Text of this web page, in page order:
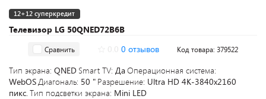
Телевизор LG 50QNED72B6B
12+12 суперкредит
Сравнить 0 отзывов Код товара: 379522
Тип экрана: QNED Smart TV: ДаОперационная система:
WebOSДиагональ: 50 " Разрешение: Ultra HD 4K-3840x2160
пикс.Тип подсветки экрана: Mini LED